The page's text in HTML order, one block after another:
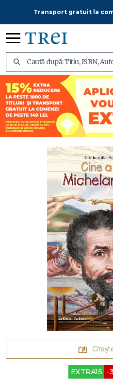
Transport gratuit la
EXTRA15 -